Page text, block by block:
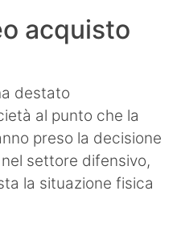
acquisto
destato
al punto che la
preso la decisione
settore difensivo,
la situazione fisica